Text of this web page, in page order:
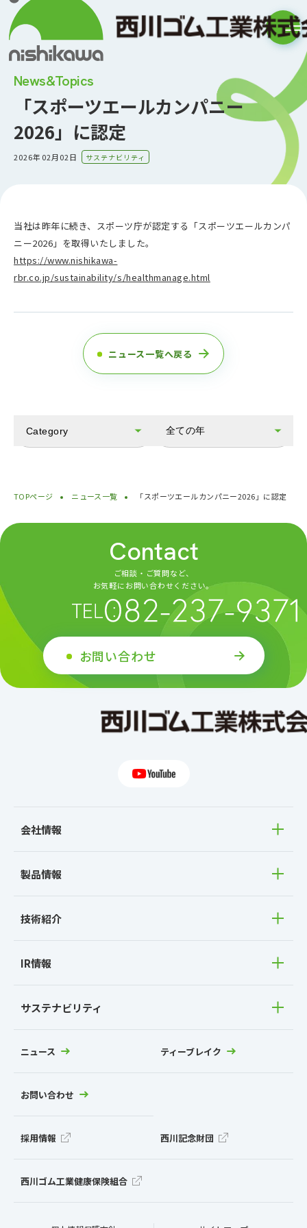
News&Topics
「スポーツエールカンパニー
2026」に認定
2026年02月02日 サステナビリティ
当社は昨年に続き、スポーツ庁が認定する「スポーツエールカンパ
ニー2026」を取得いたしました。
https://www.nishikawa-
rbr.co.jp/sustainability/s/healthmanage.html
ニュース一覧へ戻る
Category 全ての年
2022
2021
2020
2019
2016
2015
TOPページ ニュース一覧 「スポーツエールカンパニー2026」に認定
Contact
ご相談・ご質問など、
お気軽にお問い合わせください。
お問い合わせ
会社情報
製品情報
技術紹介
IR情報
サステナビリティ
ニュース ティーブレイク
お問い合わせ
採用情報 西川記念財団
西川ゴム工業健康保険組合